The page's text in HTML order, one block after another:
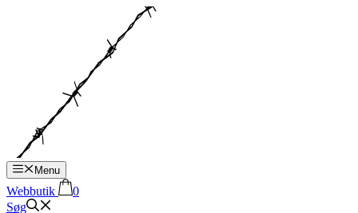
Menu
Webbutik
0
Søg